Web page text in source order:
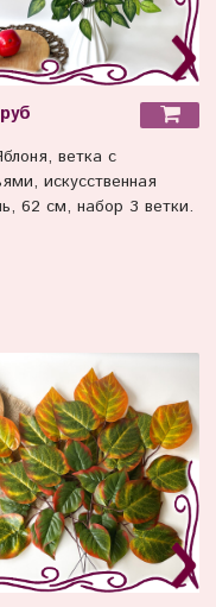
ветка с
искусственная
62 см, набор 3 ветки.